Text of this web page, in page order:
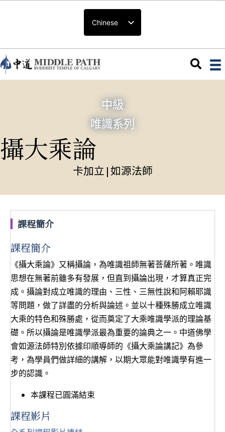
Chinese
中級
唯識系列
攝大乘論
卡加立 |如源法師
課程簡介
課程簡介
《攝大乘論》又稱攝論，為唯識祖師無著菩薩所著。唯識
思想在無著前雖多有發展，但直到攝論出現，才算真正完
成。攝論對成立唯識的理由、三性、三無性說和阿賴耶識
等問題，做了詳盡的分析與論述。並以十種殊勝成立唯識
大乘的特色和殊勝處，從而奠定了大乘唯識學派的理論基
礎。所以攝論是唯識學派最為重要的論典之一。中道佛學
會如源法師特別依據印順導師的《攝大乘論講記》為參
考，為學員們做詳細的講解，以期大眾能對唯識學有進一
步的認識。
本課程已圓滿結束
課程影片